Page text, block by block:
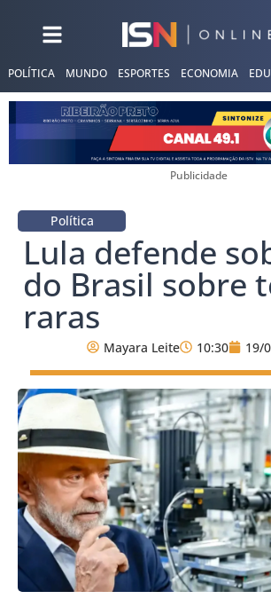
POLÍTICA MUNDO ESPORTES ECONOMIA
Publicidade
Política
Lula defende
do Brasil sobre
raras
Mayara Leite 10:30 19/